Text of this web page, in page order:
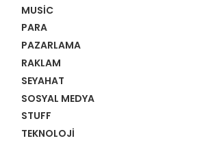
MUSIC
PARA
PAZARLAMA
RAKLAM
SEYAHAT
SOSYAL MEDYA
STUFF
TEKNOLOJI